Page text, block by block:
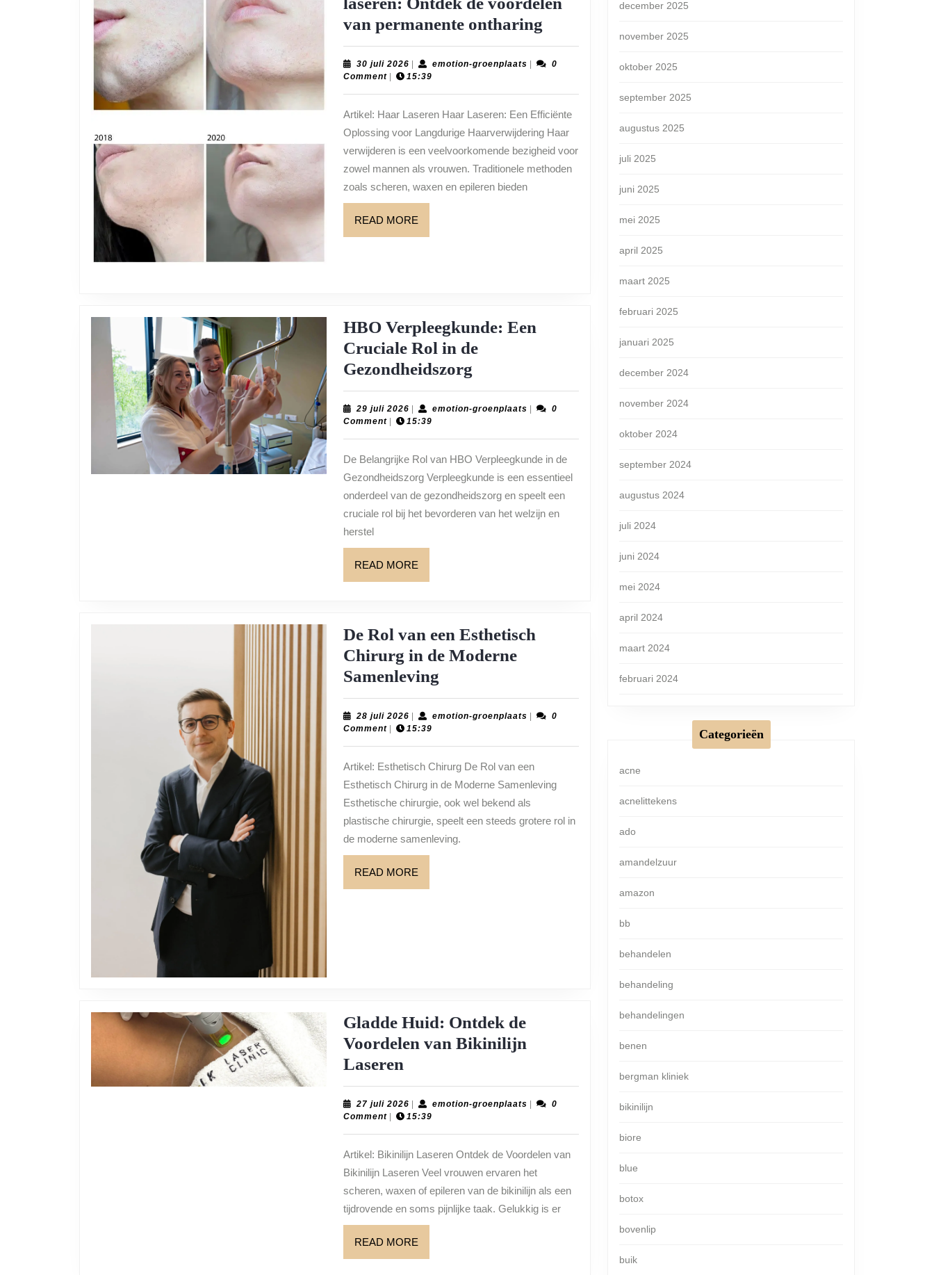
van permanente ontharing
resultaat
met
laseren:
Ontdek
de
voordelen
30 juli 2026 30
juli
emotion-groenplaatsemotion-
0
Comment
15:39
Artikel: Haar Laseren Haar Laseren: Een Efficiënte
Oplossing voor Langdurige Haarverwijdering Haar
verwijderen is een veelvoorkomende bezigheid voor
zowel mannen als vrouwen. Traditionele methoden
zoals scheren, waxen en epileren bieden
READ MORE
MORE
HBO Verpleegkunde: Een
Cruciale Rol in de
Gezondheidszorg
Verpleegkunde:
Een
Rol
in
de
Gezondheidszorg
29 juli 2026 29
juli
| emotion-groenplaatsemotion-
|
0
Comment | 15:39
De Belangrijke Rol van HBO Verpleegkunde in de
Gezondheidszorg Verpleegkunde is een essentieel
onderdeel van de gezondheidszorg en speelt een
cruciale rol bij het bevorderen van het welzijn en
herstel
READ MORE
MORE
De Rol van een Esthetisch
Chirurg in de Moderne
Samenleving
Rol
van
Esthetisch
Chirurg
in
de
Moderne
28 juli 2026 28
juli
| emotion-groenplaatsemotion-
|
0
Comment | 15:39
Artikel: Esthetisch Chirurg De Rol van een
Esthetisch Chirurg in de Moderne Samenleving
Esthetische chirurgie, ook wel bekend als
plastische chirurgie, speelt een steeds grotere rol in
de moderne samenleving.
READ MORE
MORE
Gladde Huid: Ontdek de
Voordelen van Bikinilijn
Laseren
Huid:
Ontdek
Voordelen
van
Bikinilijn
Laseren
27 juli 2026 27
juli
emotion-groenplaatsemotion-
0
Comment
15:39
Artikel: Bikinilijn Laseren Ontdek de Voordelen van
Bikinilijn Laseren Veel vrouwen ervaren het
scheren, waxen of epileren van de bikinilijn als een
tijdrovende en soms pijnlijke taak. Gelukkig is er
READ MORE
MORE
december 2025
november 2025
oktober 2025
september 2025
augustus 2025
juli 2025
juni 2025
mei 2025
april 2025
maart 2025
februari 2025
januari 2025
december 2024
november 2024
oktober 2024
september 2024
augustus 2024
juli 2024
juni 2024
mei 2024
april 2024
maart 2024
februari 2024
Categorieën
acne
acnelittekens
ado
amandelzuur
amazon
bb
behandelen
behandeling
behandelingen
benen
bergman kliniek
bikinilijn
biore
blue
botox
bovenlip
buik